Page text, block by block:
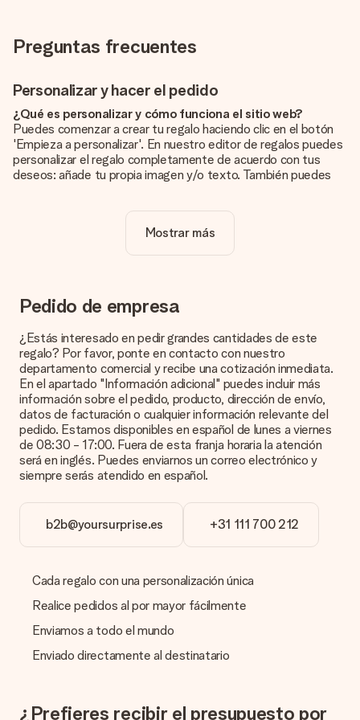
Preguntas frecuentes
Personalizar y hacer el pedido
¿Qué es personalizar y cómo funciona el sitio web?
Puedes comenzar a crear tu regalo haciendo clic en el botón
'Empieza a personalizar'. En nuestro editor de regalos puedes
personalizar el regalo completamente de acuerdo con tus
deseos: añade tu propia imagen y/o texto. También puedes
¿La personalización está incluida en el precio?
El precio que se muestra en el sitio web incluye la
¿Cómo puedo saber si mi imagen tiene la calidad
adecuada?
satisfecho con tu regalo. Por eso es importante utilizar fotos
de alta calidad. Si no estás seguro de la calidad de la imagen,
ponte en contacto con nuestro equipo de atención al cliente e
incluye la foto junto con el regalo que te interesa encargar.
Ellos podrán comprobar la calidad por ti.
¿Qué formatos puedo cargar?
Puedes carga archivos JPG y PNG en nuestro editor. ¿Es
esto demasiado técnico o tienes una imagen de un formato
diferente que te gustaría usar? Ponte en contacto con
encantados de ayudarte para que puedas crear el regalo que
deseas!
disponible?
¿Estás buscando un regalo específico o un regalo en un color
específico, pero no aparece en el sitio web? Ponte en
contacto con nuestro equipo de servicio al cliente; ¡Nos
encantará ayudarte!
¿Cómo agrego una tarjeta de regalo a mi obsequio? /
puedes agregar la tarjeta gratuita a tu regalo. Puedes poner
Mostrar más
Pedido de empresa
¿Estás interesado en pedir grandes cantidades de este
regalo? Por favor, ponte en contacto con nuestro
departamento comercial y recibe una cotización inmediata.
En el apartado "Información adicional" puedes incluir más
información sobre el pedido, producto, dirección de envío,
datos de facturación o cualquier información relevante del
pedido. Estamos disponibles en español de lunes a viernes
de 08:30 - 17:00. Fuera de esta franja horaria la atención
será en inglés. Puedes enviarnos un correo electrónico y
siempre serás atendido en español.
b2b@yoursurprise.es +31 111 700 212
Cada regalo con una personalización única
Realice pedidos al por mayor fácilmente
Enviamos a todo el mundo
Enviado directamente al destinatario
¿Prefieres recibir el presupuesto por